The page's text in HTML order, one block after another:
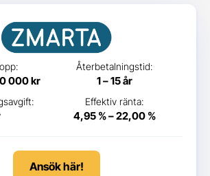
000 kr
Återbetalningstid:
1 – 15 år
Effektiv ränta:
4,95 % – 22,00 %
Ansök här!